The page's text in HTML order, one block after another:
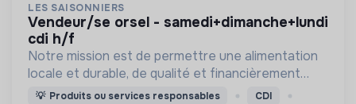
LES SAISONNIERS
vendeur/se orsel - samedi+dimanche+lundi
cdi h/f
Notre mission est de permettre une alimentation
locale et durable, de qualité et financièrement
abordable.
💡 Produits ou services responsables CDI